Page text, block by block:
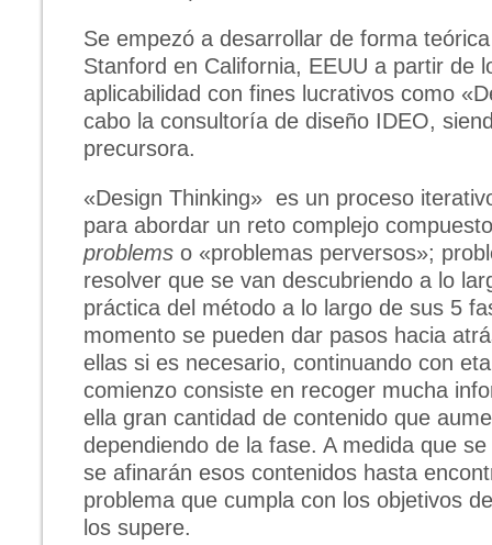
Se empezó a desarrollar de forma
Stanford en California, EEUU a partir de
aplicabilidad con fines lucrativos como
cabo la consultoría de diseño IDEO,
precursora.
«Design Thinking» es un proceso
para abordar un reto complejo
problemso «problemas perversos»;
resolver que se van descubriendo a lo
práctica del método a lo largo de sus 5
momento se pueden dar pasos hacia
ellas si es necesario, continuando con
comienzo consiste en recoger mucha
ella gran cantidad de contenido que
dependiendo de la fase. A medida que
se afinarán esos contenidos hasta
problema que cumpla con los objetivos
los supere.